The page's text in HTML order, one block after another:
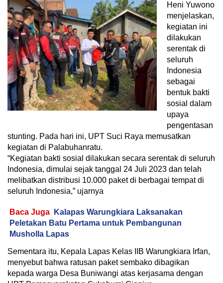
Heni Yuwono
menjelaskan,
kegiatan ini
dilakukan
serentak di
seluruh
Indonesia
sebagai
bentuk bakti
sosial dalam
upaya
pengentasan
stunting. Pada hari ini, UPT Suci Raya memusatkan
kegiatan di Palabuhanratu.
“Kegiatan bakti sosial dilakukan secara serentak di seluruh
Indonesia, dimulai sejak tanggal 24 Juli 2023 dan telah
melibatkan distribusi 10.000 paket di berbagai tempat di
seluruh Indonesia,” ujarnya
Baca Juga
Kalapas Warungkiara Laksanakan
Peletakan Batu Pertama untuk Pembangunan
Musholla Lapas
Sementara itu, Kepala Lapas Kelas IIB Warungkiara Irfan,
menyebut bahwa ratusan paket sembako dibagikan
kepada warga Desa Buniwangi atas kerjasama dengan